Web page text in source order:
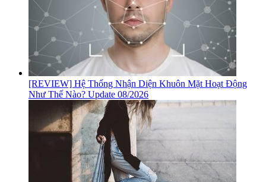
[REVIEW] Hệ Thống Nhận Diện Khuôn Mặt Hoạt Động
Như Thế Nào? Update 08/2026